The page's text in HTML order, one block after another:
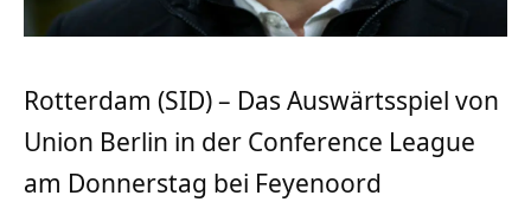
Rotterdam (SID) – Das Auswärtsspiel von
Union Berlin in der Conference League
am Donnerstag bei Feyenoord